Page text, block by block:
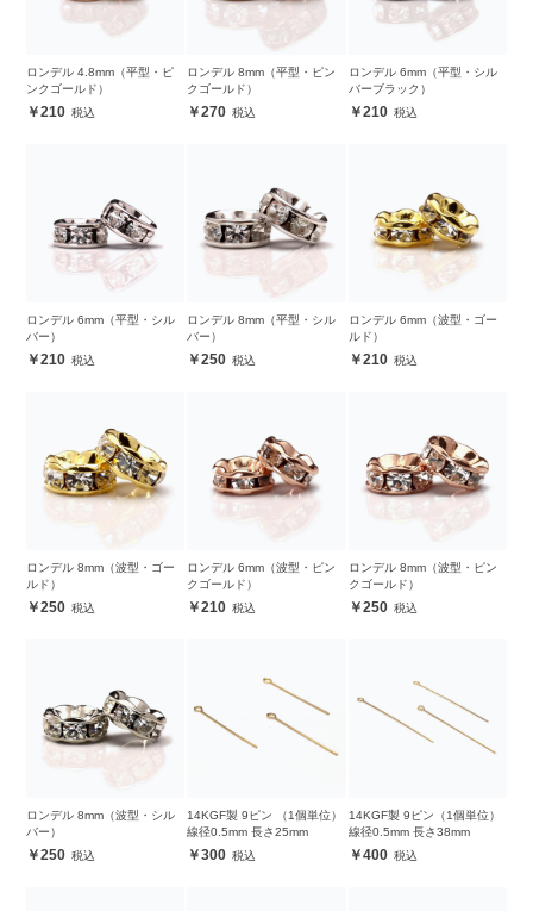
ロンデル 4.8mm（平型・ピ
ンクゴールド）
210
ロンデル 8mm（平型・ピン
クゴールド）
270
ロンデル 6mm（平型・シル
バーブラック）
210
ロンデル 6mm（平型・シル
バー）
210
ロンデル 8mm（平型・シル
バー）
250
ロンデル 6mm（波型・ゴー
ルド）
210
ロンデル 8mm（波型・ゴー
ルド）
250
ロンデル 6mm（波型・ピン
クゴールド）
210
ロンデル 8mm（波型・ピン
クゴールド）
250
ロンデル 8mm（波型・シル
バー）
250
14KGF製 9ピン （1個単位）
線径0.5mm 長さ25mm
300
14KGF製 9ピン（1個単位）
線径0.5mm 長さ38mm
400